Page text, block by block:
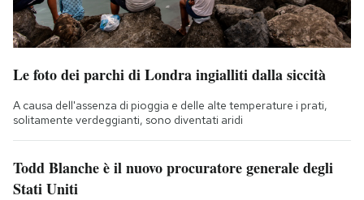
Le foto dei parchi di Londra ingialliti dalla siccità
A causa dell'assenza di pioggia e delle alte temperature i prati,
solitamente verdeggianti, sono diventati aridi
Todd Blanche è il nuovo procuratore generale degli
Stati Uniti